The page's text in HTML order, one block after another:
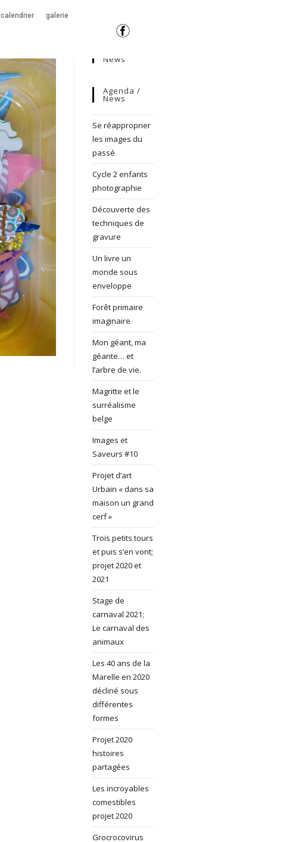
calendrier galerie
News
Agenda /
News
Se réapproprier
les images du
passé
Cycle 2 enfants
photographie
Découverte des
techniques de
gravure
Un livre un
monde sous
enveloppe
Forêt primaire
imaginaire
Mon géant, ma
géante… et
l’arbre de vie.
Magritte et le
surréalisme
belge
Images et
Saveurs #10
Projet d’art
Urbain « dans sa
maison un grand
cerf »
Trois petits tours
et puis s’en vont;
projet 2020 et
2021
Stage de
carnaval 2021;
Le carnaval des
animaux
Les 40 ans de la
Marelle en 2020
décliné sous
différentes
formes
Projet 2020
histoires
partagées
Les incroyables
comestibles
projet 2020
Grocrocovirus